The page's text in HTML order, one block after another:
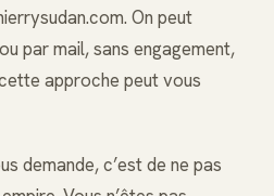
On peut
par mail, sans engagement,
approche peut vous
demande, c’est de ne pas